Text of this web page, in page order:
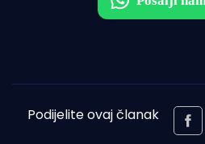
Podijelite ovaj članak